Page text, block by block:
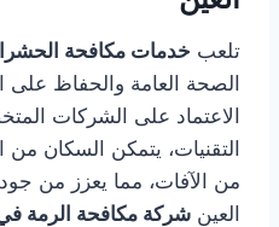
تلعب خدمات مكافحة
الصحة العامة والحفاظ على
الاعتماد على الشركات
التقنيات، يتمكن السكان من
من الآفات، مما يعزز من
العين شركة مكافحة الرمة